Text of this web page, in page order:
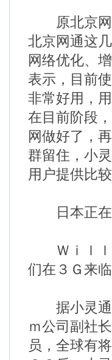
原北京网
北京网通这
网络优化、
表示，目前
非常好用，
在目前阶段
网做好了，
群留住，小
用户提供比
日本正在
Ｗｉｌｌ
们在３Ｇ来
据小灵通
ｍ公司副社
员，全球有